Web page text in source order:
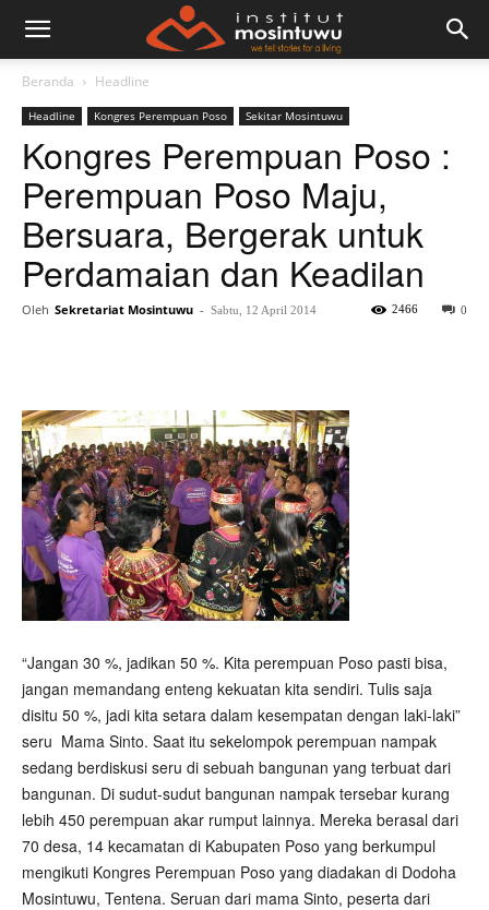
Beranda Headline
Headline Kongres Perempuan Poso Sekitar Mosintuwu
Kongres Perempuan Poso :
Perempuan Poso Maju,
Bersuara, Bergerak untuk
Perdamaian dan Keadilan
Oleh Sekretariat Mosintuwu - Sabtu, 12 April 2014 0
2466
“Jangan 30 %, jadikan 50 %. Kita perempuan Poso pasti bisa,
jangan memandang enteng kekuatan kita sendiri. Tulis saja
disitu 50 %, jadi kita setara dalam kesempatan dengan laki-laki”
seru Mama Sinto. Saat itu sekelompok perempuan nampak
sedang berdiskusi seru di sebuah bangunan yang terbuat dari
bangunan. Di sudut-sudut bangunan nampak tersebar kurang
lebih 450 perempuan akar rumput lainnya. Mereka berasal dari
70 desa, 14 kecamatan di Kabupaten Poso yang berkumpul
mengikuti Kongres Perempuan Poso yang diadakan di Dodoha
Mosintuwu, Tentena. Seruan dari mama Sinto, peserta dari